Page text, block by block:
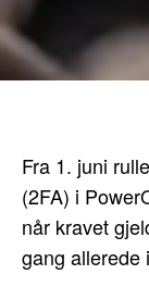
Fra 1. juni
(2FA) i
når kravet
gang allerede